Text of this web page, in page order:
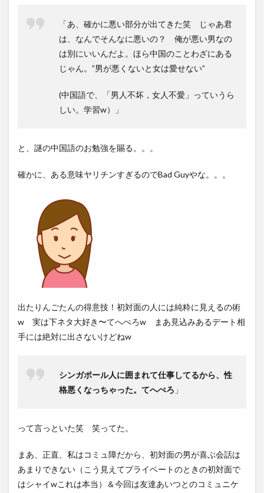
「あ、確かに悪い部分が出てきた笑 じゃあ君
は、なんでそんなに悪いの？ 俺が悪い男なの
は別にいいんだよ。ほら中国のことわざにある
じゃん。”男が悪くないと女は愛せない”
(中国語で、「男人不坏，女人不愛」っていうら
しい。学習w）」
と、謎の中国語のお勉強を賜る。。。
確かに、ある意味ヤリチンすぎるのでBad Guyやな。。。
出たりんごたんの得意技！初対面の人には純粋に見えるの術
w 実は下ネタ大好き〜てへぺろw まあ見込みあるデート相
手には絶対に出さないけどねw
シンガポール人に囲まれて仕事してるから、性
格悪くなっちゃった。てへぺろ 」
って言っといた笑 笑ってた。
まあ、正直、私はコミュ障だから、初対面の男が喜ぶ会話は
あまりできない（こう見えてプライベートのときの初対面で
はシャイwこれは本当）＆今回は友達あいつとのコミュニケ